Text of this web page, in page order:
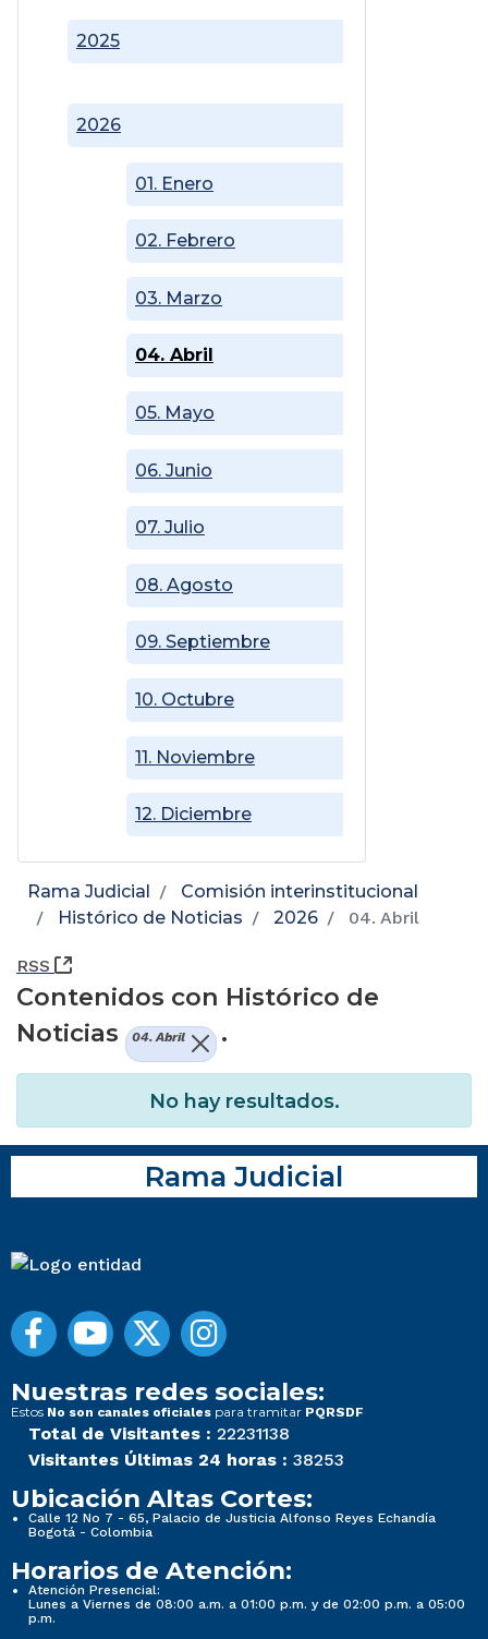
2025
2026
01. Enero
02. Febrero
03. Marzo
04. Abril
05. Mayo
06. Junio
07. Julio
08. Agosto
09. Septiembre
10. Octubre
11. Noviembre
12. Diciembre
Rama Judicial
Comisión interinstitucional
Histórico de Noticias
2026 04. Abril
RSS (Abre una nueva ventana)
Contenidos con Histórico de
Noticias
04. Abril .
No hay resultados.
Rama Judicial
Nuestras redes sociales:
Estos No son canales oficiales para tramitar PQRSDF
Total de Visitantes : 22231138
Visitantes Últimas 24 horas : 38253
Ubicación Altas Cortes:
Calle 12 No 7 - 65, Palacio de Justicia Alfonso Reyes Echandía
Bogotá - Colombia
Horarios de Atención:
Atención Presencial:
Lunes a Viernes de 08:00 a.m. a 01:00 p.m. y de 02:00 p.m. a 05:00
p.m.